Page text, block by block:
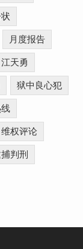
月度报告
江天勇
狱中良心犯
维权评论
判刑